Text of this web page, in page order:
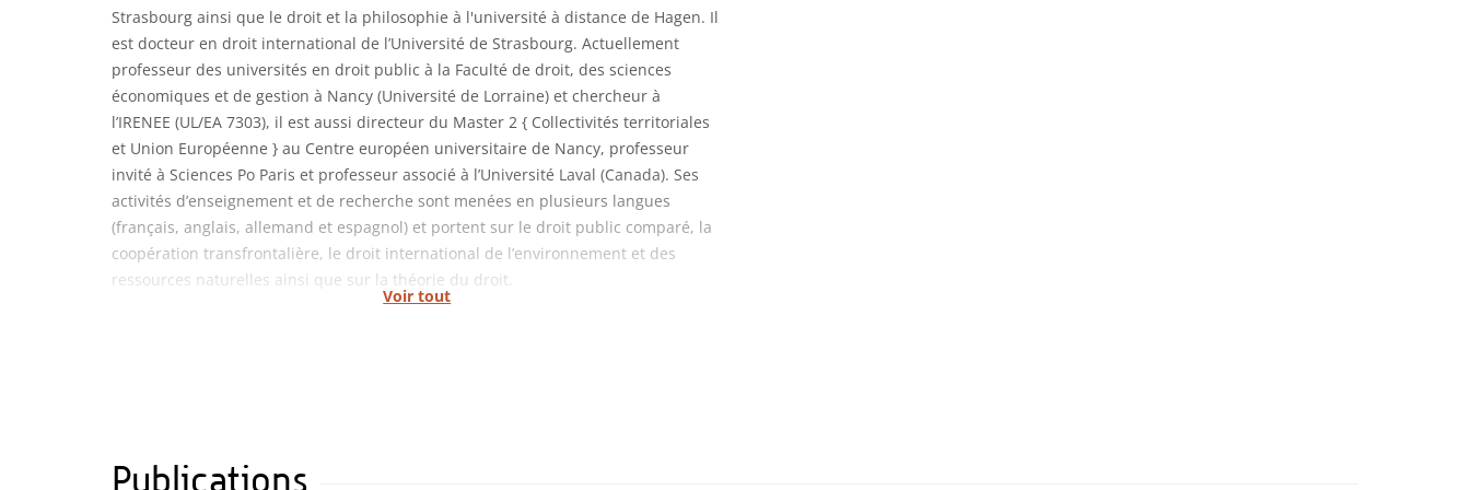
Voir tout
Strasbourg ainsi que le droit et la philosophie à l'université à distance de Hagen. Il
est docteur en droit international de l’Université de Strasbourg. Actuellement
professeur des universités en droit public à la Faculté de droit, des sciences
économiques et de gestion à Nancy (Université de Lorraine) et chercheur à
l’IRENEE (UL/EA 7303), il est aussi directeur du Master 2 { Collectivités territoriales
et Union Européenne } au Centre européen universitaire de Nancy, professeur
invité à Sciences Po Paris et professeur associé à l’Université Laval (Canada). Ses
activités d’enseignement et de recherche sont menées en plusieurs langues
(français, anglais, allemand et espagnol) et portent sur le droit public comparé, la
coopération transfrontalière, le droit international de l’environnement et des
ressources naturelles ainsi que sur la théorie du droit.
Publications